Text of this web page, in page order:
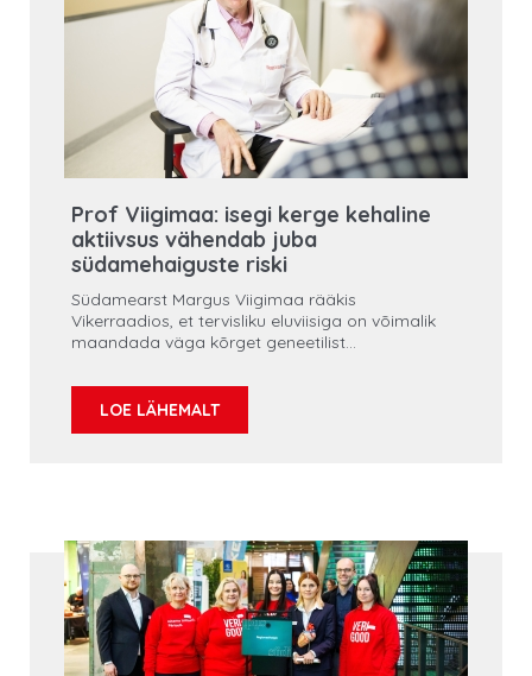
Prof Viigimaa: isegi kerge kehaline
aktiivsus vähendab juba
südamehaiguste riski
Südamearst Margus Viigimaa rääkis
Vikerraadios, et tervisliku eluviisiga on võimalik
maandada väga kõrget geneetilist
tegevus ei pea olema väga intensiivne, vaid
regulaarne. Arst tõi välja, et teaduslikult on
LOE LÄHEMALT